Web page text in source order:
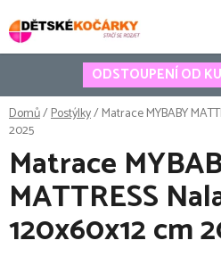
na
obsah
ODSTOUPENÍ OD
Domů/Postýlky/Matrace MYBABY
2025
Matrace
MATTRESS
120x60x12 cm